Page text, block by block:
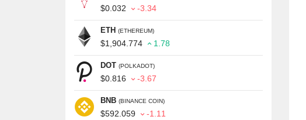
$0.032 -3.34
ETH (ETHEREUM)
$1,904.774 1.78
DOT (POLKADOT)
$0.816 -3.67
BNB (BINANCE COIN)
$592.059 -1.11